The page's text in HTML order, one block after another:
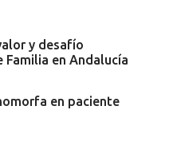
y desafío
Familia en Andalucía
en paciente